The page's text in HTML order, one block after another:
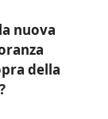
nuova
della